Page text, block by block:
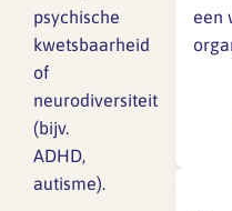
Boekentips
Podcasttips
psychische
kwetsbaarheid
of
neurodiversiteit
(bijv.
ADHD,
autisme).
het
een
om